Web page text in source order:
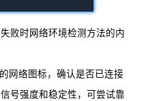
败时网络环境检测方法的内
网络图标，确认是否已连接
号强度和稳定性，可尝试靠